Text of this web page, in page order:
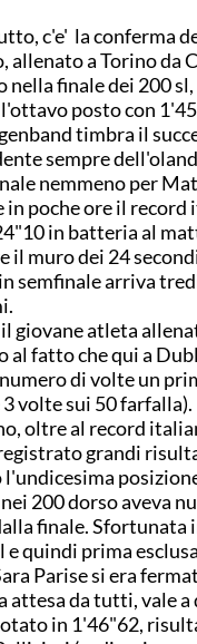
c'e' la conferma
allenato a Torino da
nella finale dei 200
posto con
timbra il
sempre
nemmeno per
in poche ore il
in batteria al
il muro dei 24
semfinale arriva
giovane atleta
al fatto che qui a
di volte un
volte sui 50 farfalla).
oltre al record
grandi
200 dorso aveva
finale. Sfortunata
e quindi prima
Parise si era
attesa da tutti, vale
in 1'46"62,